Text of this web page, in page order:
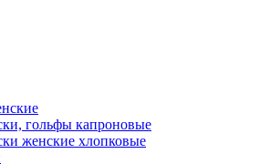
гольфы капроновые
женские хлопковые